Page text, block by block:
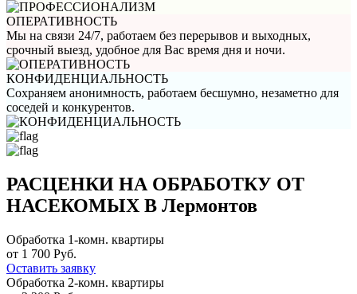
ОПЕРАТИВНОСТЬ
Мы на связи 24/7, работаем без перерывов и выходных,
срочный выезд, удобное для Вас время дня и ночи.
КОНФИДЕНЦИАЛЬНОСТЬ
Сохраняем анонимность, работаем бесшумно, незаметно для
соседей и конкурентов.
РАСЦЕНКИ НА ОБРАБОТКУ ОТ
НАСЕКОМЫХ В Лермонтов
Обработка 1-комн. квартиры
от 1 700 Руб.
Оставить заявку
Обработка 2-комн. квартиры